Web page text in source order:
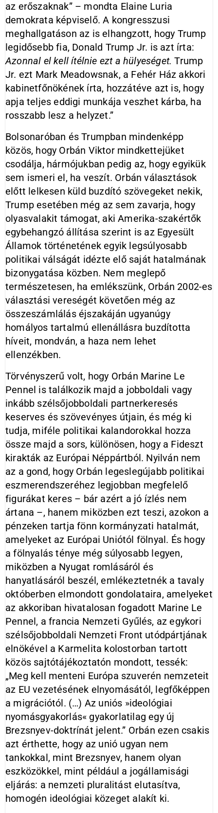
az erőszaknak” – mondta Elaine Luria
demokrata képviselő. A kongresszusi
meghallgatáson az is elhangzott, hogy Trump
legidősebb fia, Donald Trump Jr. is azt írta:
Azonnal el kell ítélnie ezt a hülyeséget.Trump
Jr. ezt Mark Meadowsnak, a Fehér Ház akkori
kabinetfőnökének írta, hozzátéve azt is, hogy
apja teljes eddigi munkája veszhet kárba, ha
rosszabb lesz a helyzet.”
Bolsonaróban és Trumpban mindenképp
közös, hogy Orbán Viktor mindkettejüket
csodálja, hármójukban pedig az, hogy egyikük
sem ismeri el, ha veszít. Orbán választások
előtt lelkesen küld buzdító szövegeket nekik,
Trump esetében még az sem zavarja, hogy
olyasvalakit támogat, aki Amerika-szakértők
egybehangzó állítása szerint is az Egyesült
Államok történetének egyik legsúlyosabb
politikai válságát idézte elő saját hatalmának
bizonygatása közben. Nem meglepő
természetesen, ha emlékszünk, Orbán 2002-es
választási vereségét követően még az
összeszámlálás éjszakáján ugyanúgy
homályos tartalmú ellenállásra buzdította
híveit, mondván, a haza nem lehet
ellenzékben.
Törvényszerű volt, hogy Orbán Marine Le
Pennel is találkozik majd a jobboldali vagy
inkább szélsőjobboldali partnerkeresés
keserves és szövevényes útjain, és még ki
tudja, miféle politikai kalandorokkal hozza
össze majd a sors, különösen, hogy a Fideszt
kirakták az Európai Néppártból. Nyilván nem
az a gond, hogy Orbán legeslegújabb politikai
eszmerendszeréhez legjobban megfelelő
figurákat keres – bár azért a jó ízlés nem
ártana –, hanem miközben ezt teszi, azokon a
pénzeken tartja fönn kormányzati hatalmát,
amelyeket az Európai Uniótól fölnyal. És hogy
a fölnyalás ténye még súlyosabb legyen,
miközben a Nyugat romlásáról és
hanyatlásáról beszél, emlékeztetnék a tavaly
októberben elmondott gondolataira, amelyeket
az akkoriban hivatalosan fogadott Marine Le
Pennel, a francia Nemzeti Gyűlés, az egykori
szélsőjobboldali Nemzeti Front utódpártjának
elnökével a Karmelita kolostorban tartott
közös sajtótájékoztatón mondott, tessék:
„Meg kell menteni Európa szuverén nemzeteit
az EU vezetésének elnyomásától, legfőképpen
a migrációtól. (…) Az uniós »ideológiai
nyomásgyakorlás« gyakorlatilag egy új
Brezsnyev-doktrínát jelent.” Orbán ezen csakis
azt érthette, hogy az unió ugyan nem
tankokkal, mint Brezsnyev, hanem olyan
eszközökkel, mint például a jogállamisági
eljárás: a nemzeti pluralitást elutasítva,
homogén ideológiai közeget alakít ki.